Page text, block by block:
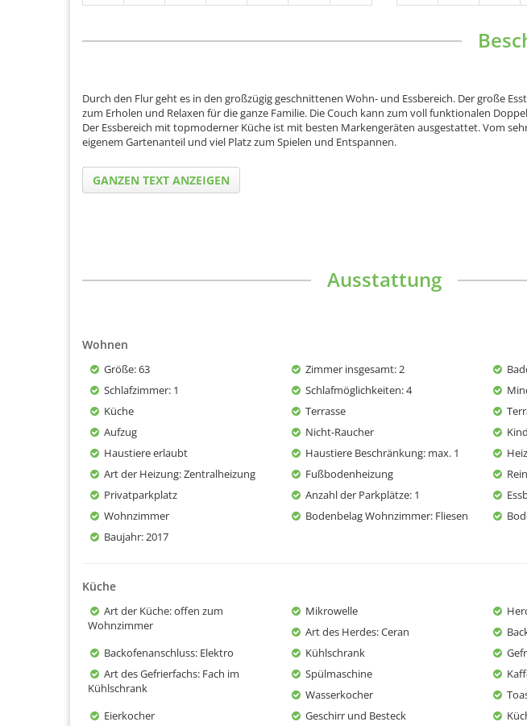
Durch den Flur geht es in den großzügig geschnittenen Wohn- und Essbereich. Der große
zum Erholen und Relaxen für die ganze Familie. Die Couch kann zum voll funktionalen
Der Essbereich mit topmoderner Küche ist mit besten Markengeräten ausgestattet. Vom
eigenem Gartenanteil und viel Platz zum Spielen und Entspannen.
...
GANZEN TEXT ANZEIGEN
Ausstattung
Wohnen
Größe: 63 Zimmer insgesamt: 2
Schlafzimmer: 1 Schlafmöglichkeiten: 4
Küche
Terrasse
Aufzug
Nicht-Raucher
Haustiere erlaubt
Haustiere Beschränkung: max. 1
Art der Heizung: Zentralheizung Fußbodenheizung
Privatparkplatz
Anzahl der Parkplätze: 1
Wohnzimmer
Bodenbelag Wohnzimmer: Fliesen
Baujahr: 2017
Küche
Art der Küche: offen zum
Wohnzimmer
Mikrowelle
Art des Herdes: Ceran
Backofenanschluss: Elektro Kühlschrank
Art des Gefrierfachs: Fach im
Kühlschrank
Spülmaschine
Wasserkocher
Eierkocher
Geschirr und Besteck